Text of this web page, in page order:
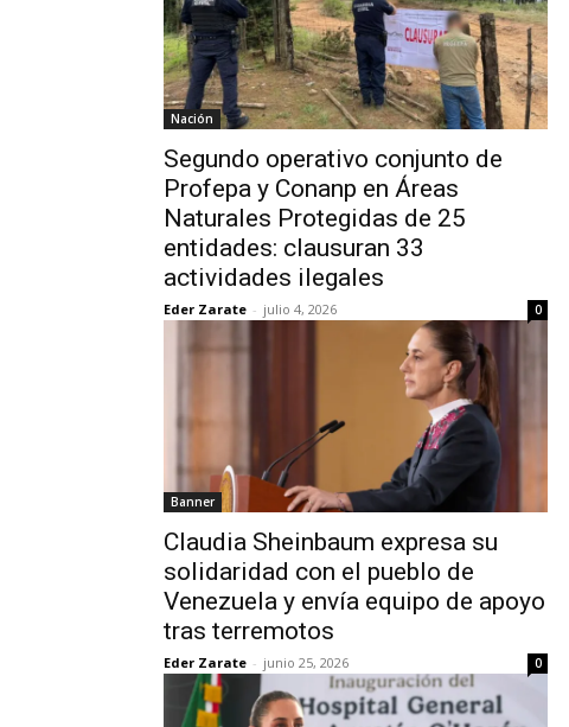
Nación
Segundo operativo conjunto de
Profepa y Conanp en Áreas
Naturales Protegidas de 25
entidades: clausuran 33
actividades ilegales
Eder Zarate - julio 4, 2026 0
Banner
Claudia Sheinbaum expresa su
solidaridad con el pueblo de
Venezuela y envía equipo de apoyo
tras terremotos
Eder Zarate - junio 25, 2026 0